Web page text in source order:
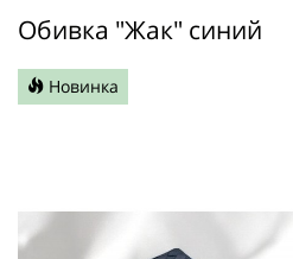
Обивка "Жак" синий
Новинка